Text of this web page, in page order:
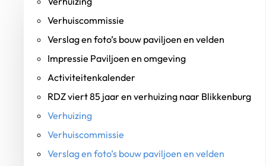
Verhuiscommissie
Verslag en foto’s bouw paviljoen en velden
Impressie Paviljoen en omgeving
Activiteitenkalender
RDZ viert 85 jaar en verhuizing naar Blikkenburg
Verhuizing
Verhuiscommissie
Verslag en foto’s bouw paviljoen en velden